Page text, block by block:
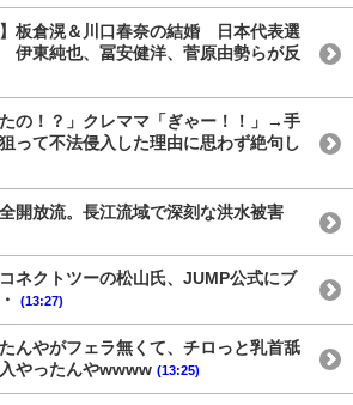
】板倉滉＆川口春奈の結婚 日本代表選
東純也、冨安健洋、菅原由勢らが反
の！？」クレママ「ぎゃー！！」→手
って不法侵入した理由に思わず絶句し
開放流。長江流域で深刻な洪水被害
ネクトツーの松山氏、JUMP公式にブ
(13:27)
んやがフェラ無くて、チロっと乳首舐
やったんやwwww (13:25)